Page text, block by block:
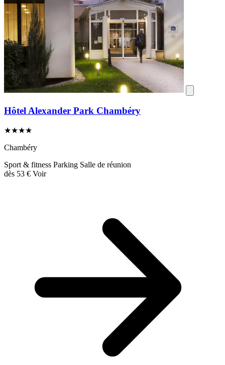
Hôtel Alexander Park Chambéry
★★★★
Chambéry
Sport & fitness Parking Salle de réunion
dès 53 € Voir